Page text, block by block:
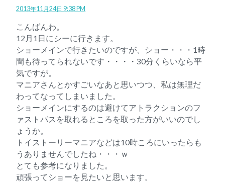
2013年11月24日 9:38 PM
こんばんわ。
12月1日にシーに行きます。
ショーメインで行きたいのですが、ショー・・・1時
間も待ってられないです・・・・30分くらいなら平
気ですが。
マニアさんとかすごいなあと思いつつ、私は無理だ
わってなってしまいました。
ショーメインにするのは避けてアトラクションのフ
ァストパスを取れるところを取った方がいいのでし
ょうか。
トイストーリーマニアなどは10時ころにいったらも
うありませんでしたね・・・ｗ
とても参考になりました。
頑張ってショーを見たいと思います。